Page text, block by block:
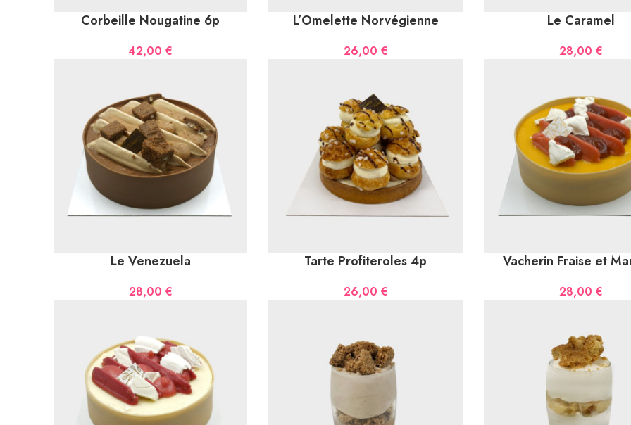
Corbeille Nougatine 6p
42,00€
L’Omelette Norvégienne
26,00 €
Le Caramel
28,00 €
Le Venezuela
28,00 €
Tarte Profiteroles 4p
26,00 €
Vacherin Fraise et
28,00 €